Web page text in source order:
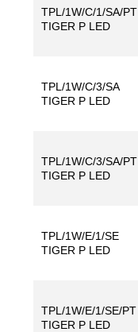
TPL/1W/C/1/SA/PT
TIGER P LED
TPL/1W/C/3/SA
TIGER P LED
TPL/1W/C/3/SA/PT
TIGER P LED
TPL/1W/E/1/SE
TIGER P LED
TPL/1W/E/1/SE/PT
TIGER P LED